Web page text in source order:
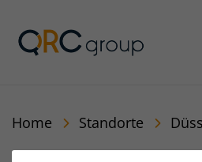
Home Standorte